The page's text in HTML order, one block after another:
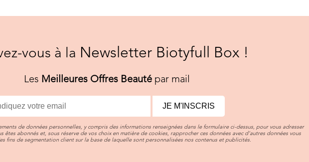
vous à la Newsletter Biotyfull Box !
Les Meilleures Offres Beautépar mail
JE M'INSCRIS
de données personnelles, y compris des informations renseignées dans le formulaire ci-dessus, pour vous adresser
êtes abonnés et, sous réserve de vos choix en matière de cookies, rapprocher ces données avec d’autres données vous
fins de segmentation client sur la base de laquelle sont personnalisées nos contenus et publicités.